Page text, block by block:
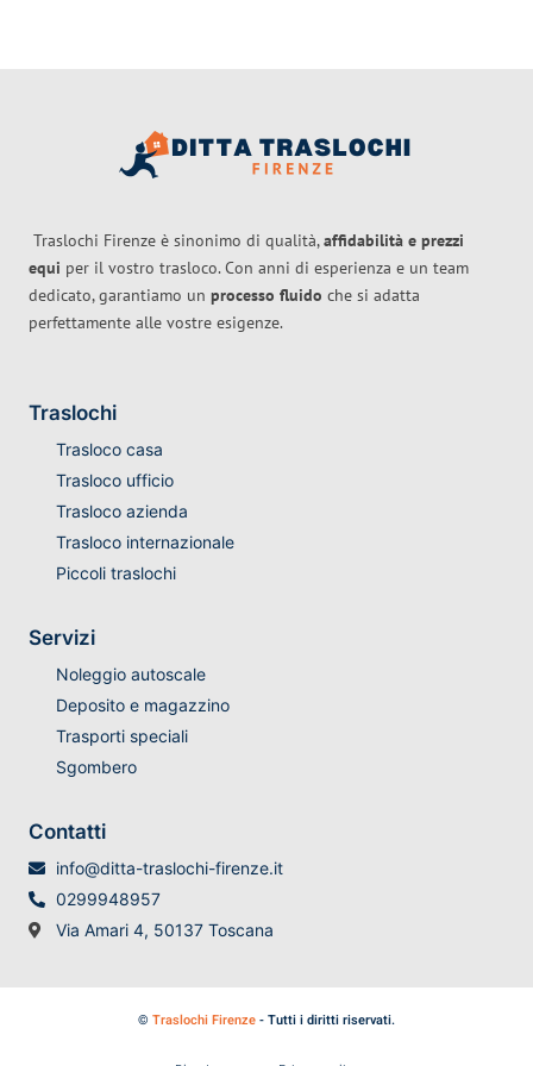
Traslochi Firenze è sinonimo di qualità,affidabilità e prezzi
equi per il vostro trasloco. Con anni di esperienza e un team
dedicato, garantiamo un processo fluido che si adatta
perfettamente alle vostre esigenze.
Traslochi
Trasloco casa
Trasloco ufficio
Trasloco azienda
Trasloco internazionale
Piccoli traslochi
Servizi
Noleggio autoscale
Deposito e magazzino
Trasporti speciali
Sgombero
Contatti
info@ditta-traslochi-firenze.it
0299948957
Via Amari 4, 50137 Toscana
© Traslochi Firenze- Tutti i diritti riservati.